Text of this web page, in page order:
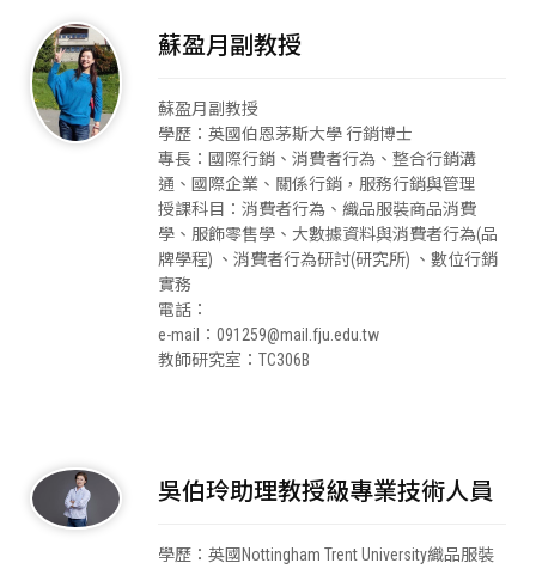
蘇盈月副教授
蘇盈月副教授
學歷：英國伯恩茅斯大學 行銷博士
專長：國際行銷、消費者行為、整合行銷溝
通、國際企業、關係行銷，服務行銷與管理
授課科目：消費者行為、織品服裝商品消費
學、服飾零售學、大數據資料與消費者行為(品
牌學程) 、消費者行為研討(研究所) 、數位行銷
實務
電話：
e-mail：091259@mail.fju.edu.tw
教師研究室：TC306B
吳伯玲助理教授級專業技術人員
學歷：英國Nottingham Trent University織品服裝